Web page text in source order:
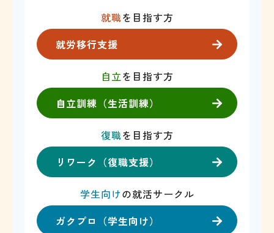
就職を目指す方
就労移行支援
自立を目指す方
自立訓練（生活訓練）
復職を目指す方
リワーク（復職支援）
学生向けの就活サークル
ガクプロ（学生向け）